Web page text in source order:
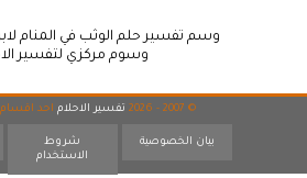
وسم تفسير حلم الوثب في المنام
وسوم مركزي لتفسير
© 2007 - 2026 تفسير الاحلام احد اقسام
بيان الخصوصية
شروط
الاستخدام